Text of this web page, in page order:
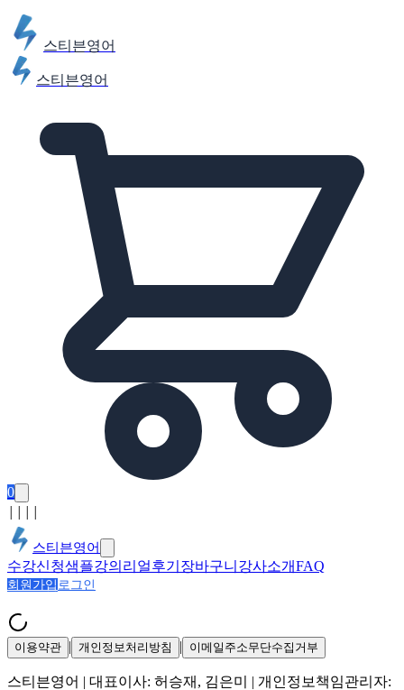
스티븐영어
스티븐영어
0
스티븐영어
수강신청샘플강의 리얼후기 장바구니 강사소개FAQ
회원가입 로그인
이용약관 | 개인정보처리방침 | 이메일주소무단수집거부
스티븐영어 | 대표이사: 허승재, 김은미
| 개인정보책임관리자: